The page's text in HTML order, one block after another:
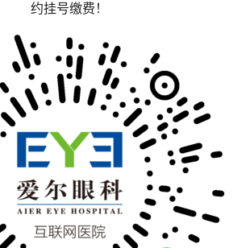
约挂号缴费！